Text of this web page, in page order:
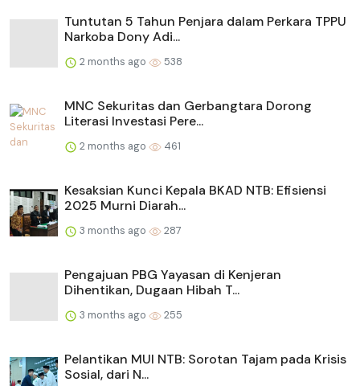
Tuntutan 5 Tahun Penjara dalam Perkara TPPU
Narkoba Dony Adi...
2 months ago 538
MNC Sekuritas dan Gerbangtara Dorong
Literasi Investasi Pere...
2 months ago 461
Kesaksian Kunci Kepala BKAD NTB: Efisiensi
2025 Murni Diarah...
3 months ago 287
Pengajuan PBG Yayasan di Kenjeran
Dihentikan, Dugaan Hibah T...
3 months ago 255
Pelantikan MUI NTB: Sorotan Tajam pada Krisis
Sosial, dari N...